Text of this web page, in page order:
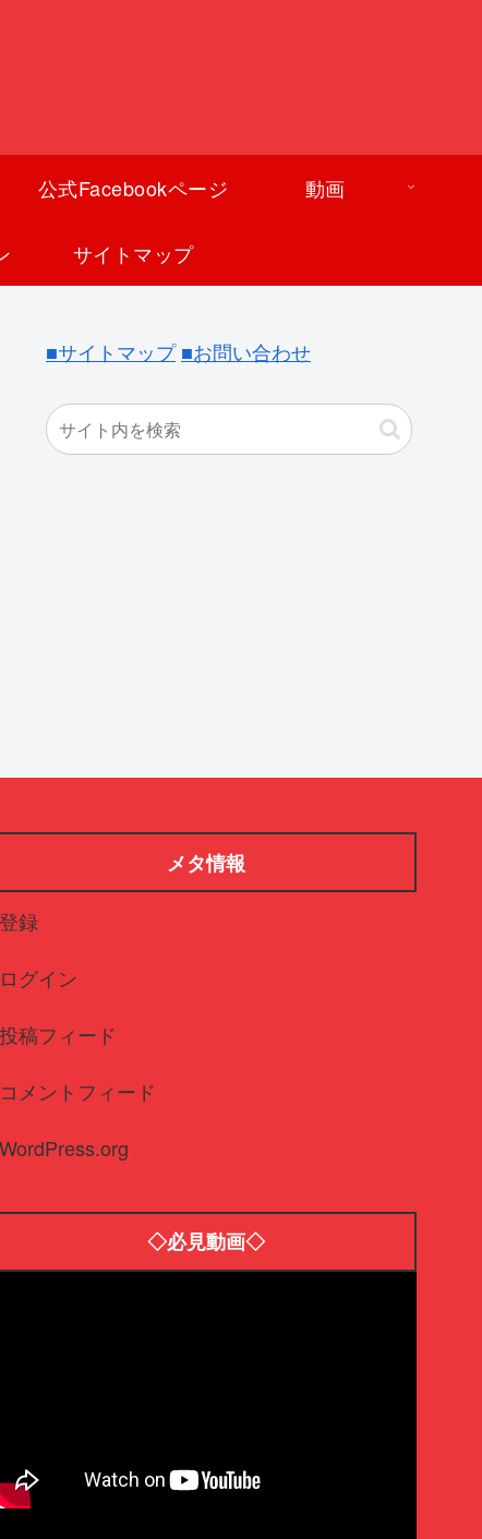
公式Facebookページ 動画
サイトマップ
■サイトマップ ■お問い合わせ
メタ情報
登録
ログイン
投稿フィード
コメントフィード
WordPress.org
◇必見動画◇